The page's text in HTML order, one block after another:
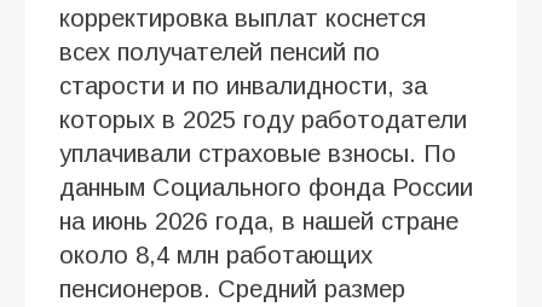
корректировка выплат коснется
всех получателей пенсий по
старости и по инвалидности, за
которых в 2025 году работодатели
уплачивали страховые взносы. По
данным Социального фонда России
на июнь 2026 года, в нашей стране
около 8,4 млн работающих
пенсионеров. Средний размер